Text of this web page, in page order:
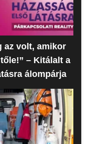
az volt, amikor
– Kitálalt a
álompárja